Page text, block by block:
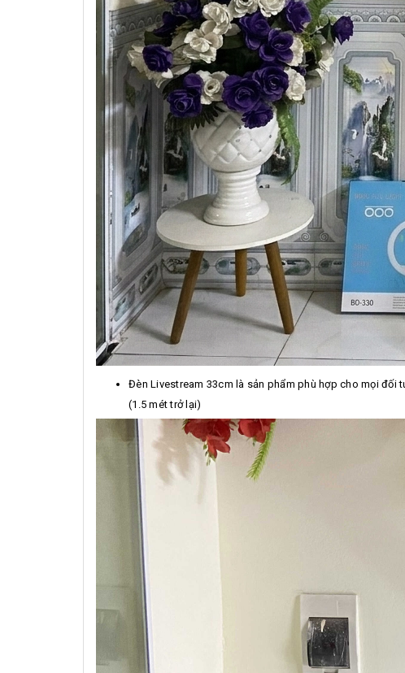
Đèn Livestream 33cm là sản phẩm phù hợp cho mọi
(1.5 mét trở lại)